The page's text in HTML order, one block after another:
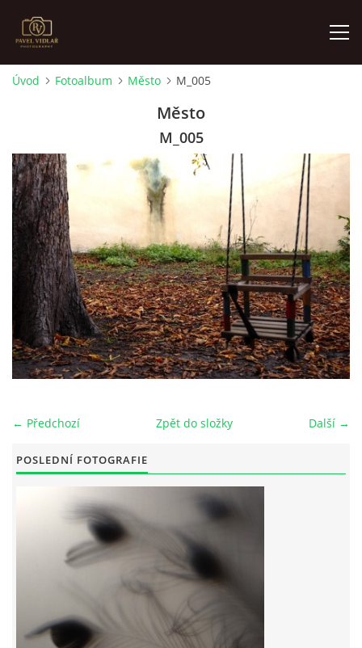
O MNĚ
AKTUALITY
VÝSTAVY
KONTAKT
© 2026 eStránky.cz
Úvod Fotoalbum Město M_005
Město
M_005
← Předchozí Další →
Zpět do složky
POSLEDNÍ FOTOGRAFIE